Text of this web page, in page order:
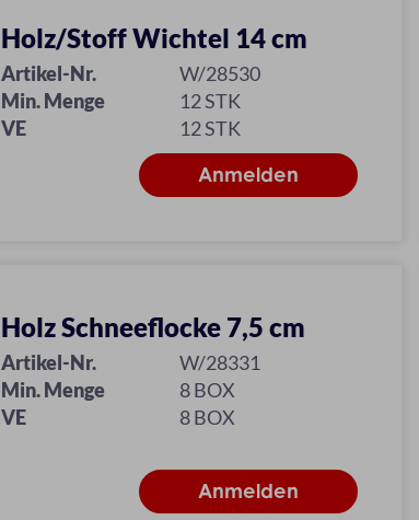
Holz/Stoff Wichtel 14 cm
Artikel-Nr.
W/28530
Min. Menge
12 STK
VE
12 STK
Holz Schneeflocke 7,5 cm
Artikel-Nr.
W/28331
Min. Menge
8 BOX
VE
8 BOX